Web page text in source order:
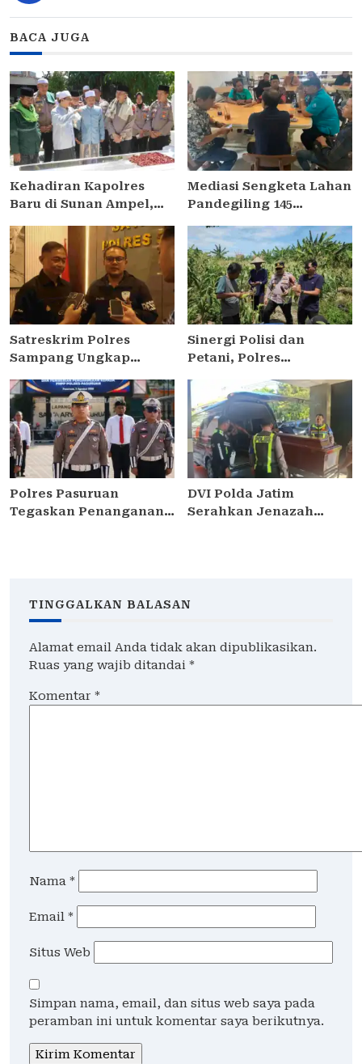
BACA JUGA
Kehadiran Kapolres
Baru di Sunan Ampel,
Teguhkan Sinergi Polri
dan Ulama
Mediasi Sengketa Lahan
Pandegiling 145
Deadlock, Polrestabes
Imbau Kedua Pihak
Jaga Kamtibmas
Satreskrim Polres
Sampang Ungkap
Kedungdung, Dua Pria
Diamankan
Sinergi Polisi dan
Petani, Polres
Perak Panen Jagung
Pulut Ketan Ungu
Polres Pasuruan
Tegaskan Penanganan
DVI Polda Jatim
Serahkan Jenazah
TINGGALKAN BALASAN
Alamat email Anda tidak akan dipublikasikan.
Ruas yang wajib ditandai *
Komentar *
Nama *
Email *
Situs Web
Simpan nama, email, dan situs web saya pada
peramban ini untuk komentar saya berikutnya.